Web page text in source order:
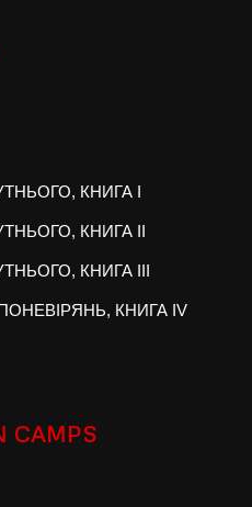
КНИГА I
КНИГА II
КНИГА III
КНИГА IV
CAMPS